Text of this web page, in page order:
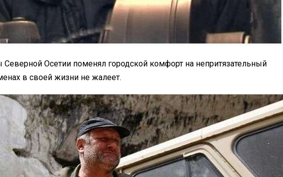
Осетии поменял городской комфорт на непритязательный
в своей жизни не жалеет.